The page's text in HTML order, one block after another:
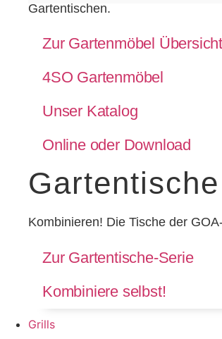
Gartentischen.
Zur Gartenmöbel Übersicht
4SO Gartenmöbel
Unser Katalog
Online oder Download
Kombinieren! Die Tische der
Zur Gartentische-Serie
Kombiniere selbst!
Grills